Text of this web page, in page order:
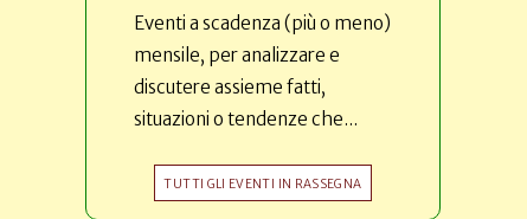
Eventi a scadenza (più o meno)
mensile, per analizzare e
discutere assieme fatti,
situazioni o tendenze che...
TUTTI GLI EVENTI IN RASSEGNA